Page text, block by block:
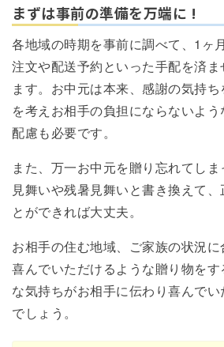
まずは事前の準備を万端に !
各地域の時期を事前に調べて、1ヶ
注文や配送予約といった手配を済
ます。お中元は本来、感謝の気持
を考えお相手の負担にならないよ
配慮も必要です。
また、万一お中元を贈り忘れてし
見舞いや残暑見舞いと書き換えて
とができれば大丈夫。
お相手の住む地域、ご家族の状況
喜んでいただけるような贈り物を
な気持ちがお相手に伝わり喜んで
でしょう。